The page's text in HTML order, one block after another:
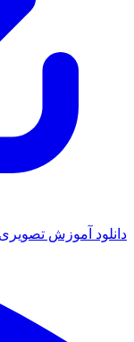
آموزش تصویری